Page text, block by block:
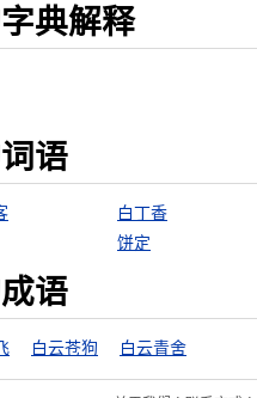
典解释
语
白丁香
饼定
语
白云苍狗 白云青舍